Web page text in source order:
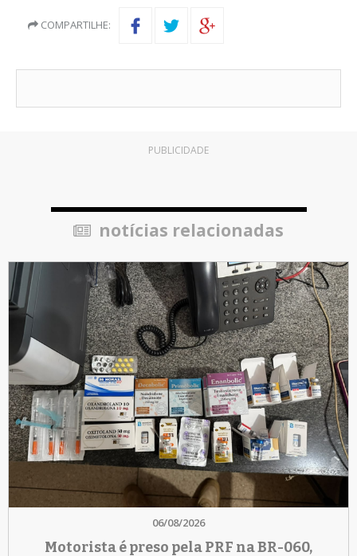
COMPARTILHE:
PUBLICIDADE
notícias relacionadas
06/08/2026
Motorista é preso pela PRF na BR-060,